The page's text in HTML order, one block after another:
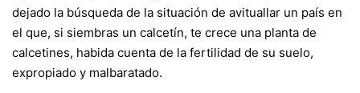
dejado la búsqueda de la situación de avituallar un país en
el que, si siembras un calcetín, te crece una planta de
calcetines, habida cuenta de la fertilidad de su suelo,
expropiado y malbaratado.